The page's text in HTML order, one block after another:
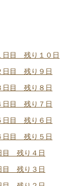
目 残り１０日
日目 残り９日
日目 残り８日
日目 残り７日
日目 残り６日
日目 残り５日
目 残り４日
目 残り３日